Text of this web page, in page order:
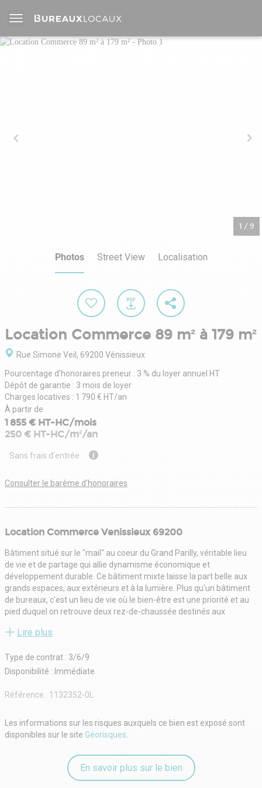
1 / 9
Photos Street View Localisation
Location Commerce 89 m² à 179 m²
Rue Simone Veil, 69200 Vénissieux
Pourcentage d'honoraires preneur : 3 % du loyer annuel HT
Dépôt de garantie : 3 mois de loyer
Charges locatives : 1 790 € HT/an
À partir de
1 855 € HT-HC/mois
250 € HT-HC/m²/an
Sans frais d'entrée
Consulter le barème d'honoraires
Location Commerce Venissieux 69200
Bâtiment situé sur le "mail" au coeur du Grand Parilly, véritable lieu
de vie et de partage qui allie dynamisme économique et
développement durable. Ce bâtiment mixte laisse la part belle aux
grands espaces, aux extérieurs et à la lumière. Plus qu'un bâtiment
de bureaux, c'est un lieu de vie où le bien-être est une priorité et au
pied duquel on retrouve deux rez-de-chaussée destinés aux
stationner gratuitement quelques heures pour vos clients de 7 h à 23
Découvrez l'ensemble de nos offres sur notre site internet www.sldi-
immobilier.com
Gaine chaude
Tarif bleu triphasé
Poids de charge au sol Rdc : 500 kg / m2
Certification BREEAM* "Excellent"
Panneaux photovoltaïques
Lire plus
Type de contrat : 3/6/9
Disponibilité : Immédiate
Référence : 1132352-0L
Les informations sur les risques auxquels ce bien est exposé sont
disponibles sur le site Géorisques.
En savoir plus sur le bien